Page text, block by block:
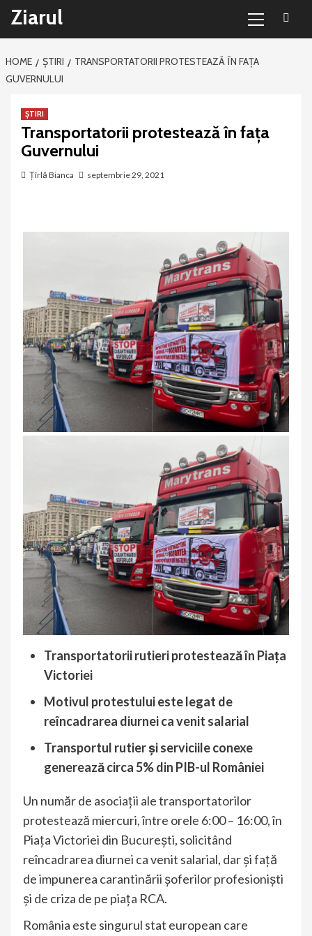
Sari
conținut
Ziarul
Menu
HOME ȘTIRI
TRANSPORTATORII PROTESTEAZĂ ÎN FAȚA
GUVERNULUI
ȘTIRI
Transportatorii protestează în fața
Guvernului
Țîrlă Bianca septembrie 29, 2021
Transportatorii rutieri protestează în Piața
Victoriei
Motivul protestului este legat de
reîncadrarea diurnei ca venit salarial
Transportul rutier şi serviciile conexe
generează circa 5% din PIB-ul României
Un număr de asociaţii ale transportatorilor
protestează miercuri, între orele 6:00 – 16:00, în
Piaţa Victoriei din Bucureşti, solicitând
reîncadrarea diurnei ca venit salarial, dar şi faţă
de impunerea carantinării şoferilor profesionişti
şi de criza de pe piaţa RCA.
România este singurul stat european care